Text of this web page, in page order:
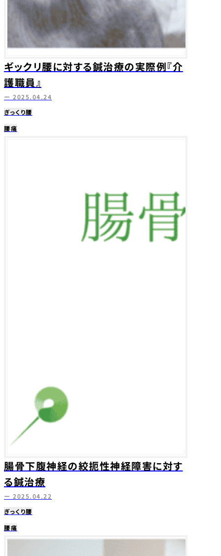
ギックリ腰に対する鍼治療の実際例『介
護職員』
ー 2025.04.24
ぎっくり腰
腰痛
腸骨下腹神経の絞扼性神経障害に対す
る鍼治療
ー 2025.04.22
ぎっくり腰
腰痛